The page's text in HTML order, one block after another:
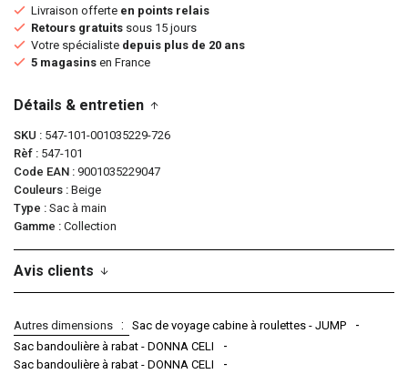
Livraison offerte en points relais
Retours gratuits sous 15 jours
Votre spécialiste depuis plus de 20 ans
5 magasins en France
Détails & entretien
SKU
547-101-001035229-726
Rèf
547-101
Code EAN 9001035229047
Couleurs Beige
Type
Sac à main
Gamme
Collection
Avis clients
Autres dimensions
Sac de voyage cabine à roulettes - JUMP
Sac bandoulière à rabat - DONNA CELI
Sac bandoulière à rabat - DONNA CELI